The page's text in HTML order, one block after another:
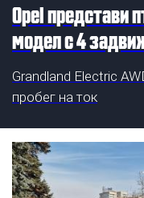
Opel представи
модел с 4
Grandland Electric
пробег на ток